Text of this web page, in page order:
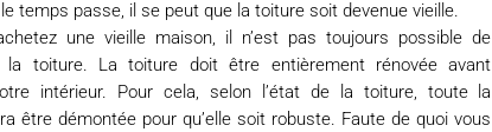
temps passe, il se peut que la toiture soit devenue vieille.
une vieille maison, il n’est pas toujours possible de
la toiture. La toiture doit être entièrement rénovée avant
intérieur. Pour cela, selon l’état de la toiture, toute la
être démontée pour qu’elle soit robuste. Faute de quoi vous